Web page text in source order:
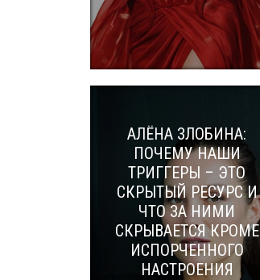
АЛЁНА ЗЛОБИНА:
ПОЧЕМУ НАШИ
ТРИГГЕРЫ – ЭТО
СКРЫТЫЙ РЕСУРС И
ЧТО ЗА НИМИ
СКРЫВАЕТСЯ КРОМЕ
ИСПОРЧЕННОГО
НАСТРОЕНИЯ